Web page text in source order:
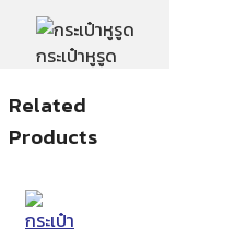
กระเป๋าหูรูด
Related
Products